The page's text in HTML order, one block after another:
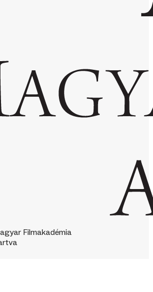
Filmakadémia